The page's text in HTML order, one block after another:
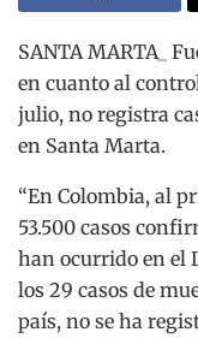
SANTA MARTA_
en cuanto al
julio, no registra
en Santa Marta.
“En Colombia, al
53.500 casos
han ocurrido en el
los 29 casos de
país, no se ha